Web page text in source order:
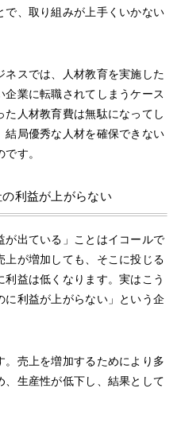
で、取り組みが上手くいかない
ネスでは、人材教育を実施した
業に転職されてしまうケース
人材教育費は無駄になってし
結局優秀な人材を確保できない
す。
利益が上がらない
が出ている」ことはイコールで
が増加しても、そこに投じる
益は低くなります。実はこう
に利益が上がらない」という企
。売上を増加するためにより多
、生産性が低下し、結果として